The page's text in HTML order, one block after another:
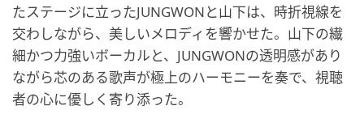
たステージに立ったJUNGWONと山下は、時折視線を
交わしながら、美しいメロディを響かせた。山下の繊
細かつ力強いボーカルと、JUNGWONの透明感があり
ながら芯のある歌声が極上のハーモニーを奏で、視聴
者の心に優しく寄り添った。